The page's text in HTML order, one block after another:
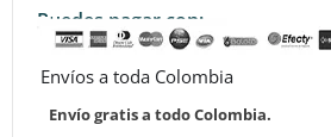
Puedes pagar con:
Envíos a toda Colombia
Envío gratis a todo Colombia.